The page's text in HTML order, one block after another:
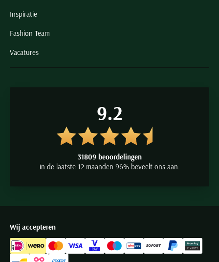
Inspiratie
Fashion Team
Vacatures
9.2
31809 beoordelingen
in de laatste 12 maanden 96% beveelt ons aan.
Wij accepteren